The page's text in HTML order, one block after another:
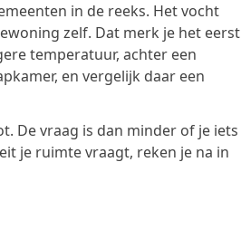
in de reeks. Het vocht
zelf. Dat merk je het eerst
temperatuur, achter een
en vergelijk daar een
De vraag is dan minder of je iets
je ruimte vraagt, reken je na in